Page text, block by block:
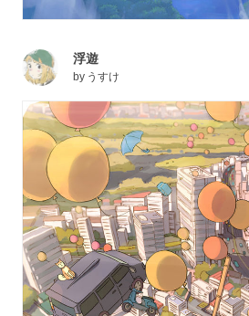
浮遊
by うすけ